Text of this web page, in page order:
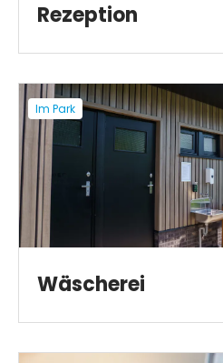
Rezeption
Im Park
Wäscherei